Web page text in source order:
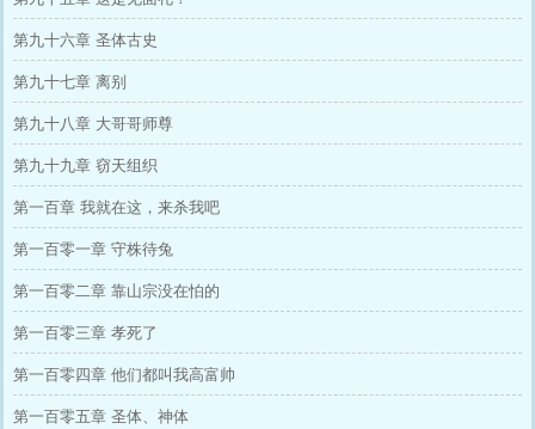
第九十六章 圣体古史
第九十七章 离别
第九十八章 大哥哥师尊
第九十九章 窃天组织
第一百章 我就在这，来杀我吧
第一百零一章 守株待兔
第一百零二章 靠山宗没在怕的
第一百零三章 孝死了
第一百零四章 他们都叫我高富帅
第一百零五章 圣体、神体